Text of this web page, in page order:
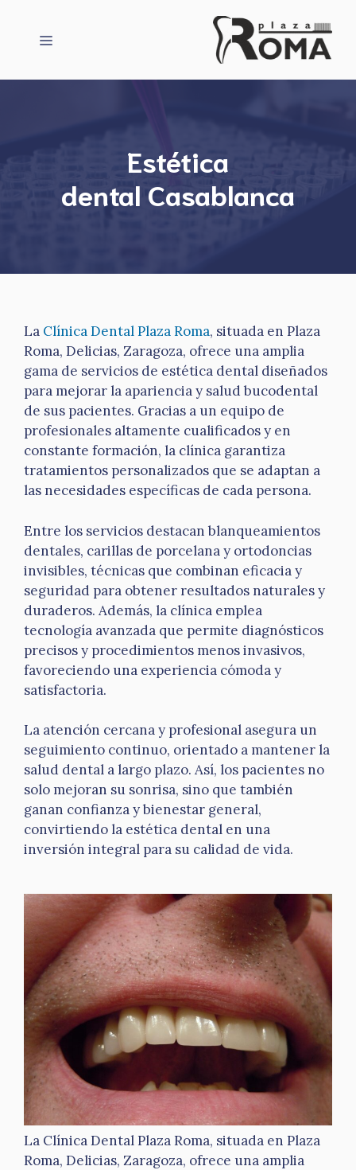
contenido
Menú
Estética
dental Casablanca
La Clínica Dental Plaza Roma, situada en Plaza
Roma, Delicias, Zaragoza, ofrece una amplia
gama de servicios de estética dental diseñados
para mejorar la apariencia y salud bucodental
de sus pacientes. Gracias a un equipo de
profesionales altamente cualificados y en
constante formación, la clínica garantiza
tratamientos personalizados que se adaptan a
las necesidades específicas de cada persona.
Entre los servicios destacan blanqueamientos
dentales, carillas de porcelana y ortodoncias
invisibles, técnicas que combinan eficacia y
seguridad para obtener resultados naturales y
duraderos. Además, la clínica emplea
tecnología avanzada que permite diagnósticos
precisos y procedimientos menos invasivos,
favoreciendo una experiencia cómoda y
satisfactoria.
La atención cercana y profesional asegura un
seguimiento continuo, orientado a mantener la
salud dental a largo plazo. Así, los pacientes no
solo mejoran su sonrisa, sino que también
ganan confianza y bienestar general,
convirtiendo la estética dental en una
inversión integral para su calidad de vida.
La Clínica Dental Plaza Roma, situada en Plaza
Roma, Delicias, Zaragoza, ofrece una amplia